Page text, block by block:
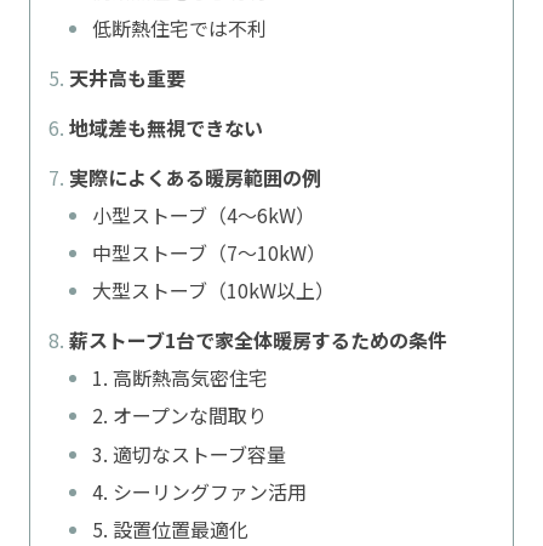
低断熱住宅では不利
天井高も重要
地域差も無視できない
実際によくある暖房範囲の例
小型ストーブ（4〜6kW）
中型ストーブ（7〜10kW）
大型ストーブ（10kW以上）
薪ストーブ1台で家全体暖房するための条件
1. 高断熱高気密住宅
2. オープンな間取り
3. 適切なストーブ容量
4. シーリングファン活用
5. 設置位置最適化